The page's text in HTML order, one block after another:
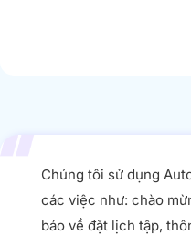
Chúng tôi sử dụng
các việc như: chào
báo về đặt lịch tập,